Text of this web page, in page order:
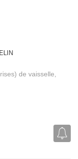
de vaisselle,